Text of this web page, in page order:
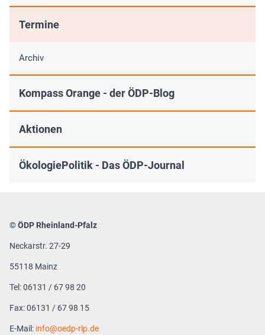
Termine
Archiv
Kompass Orange - der ÖDP-Blog
Aktionen
ÖkologiePolitik - Das ÖDP-Journal
© ÖDP Rheinland-Pfalz
Neckarstr. 27-29
55118 Mainz
Tel: 06131 / 67 98 20
Fax: 06131 / 67 98 15
E-Mail: info oedp-rlp.de